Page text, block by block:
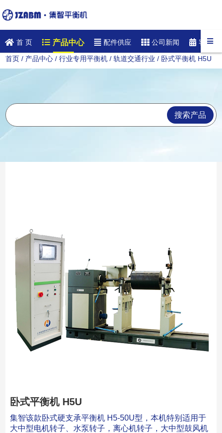
首 页 产品中心 配件供应 公司新闻 客户案
首页 / 产品中心 /行业专用平衡机 /轨道交通行业 / 卧式平衡机 H5U
搜索产品
卧式平衡机 H5U
集智该款卧式硬支承平衡机 H5-50U型，本机特别适用于
大中型电机转子、水泵转子，离心机转子，大中型鼓风机